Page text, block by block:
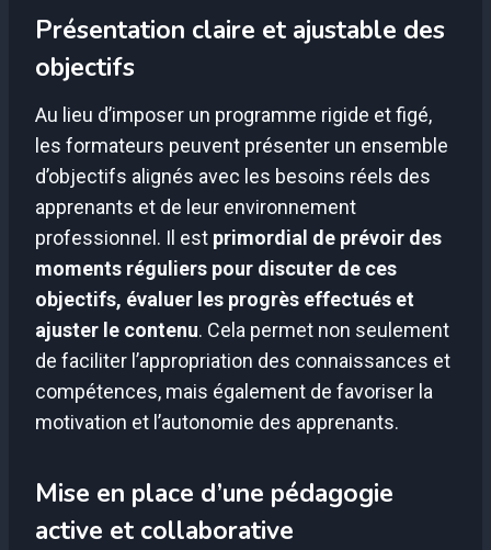
Présentation claire et ajustable des
objectifs
Au lieu d’imposer un programme rigide et figé,
les formateurs peuvent présenter un ensemble
d’objectifs alignés avec les besoins réels des
apprenants et de leur environnement
professionnel. Il est primordial de prévoir des
moments réguliers pour discuter de ces
objectifs, évaluer les progrès effectués et
ajuster le contenu. Cela permet non seulement
de faciliter l’appropriation des connaissances et
compétences, mais également de favoriser la
motivation et l’autonomie des apprenants.
Mise en place d’une pédagogie
active et collaborative